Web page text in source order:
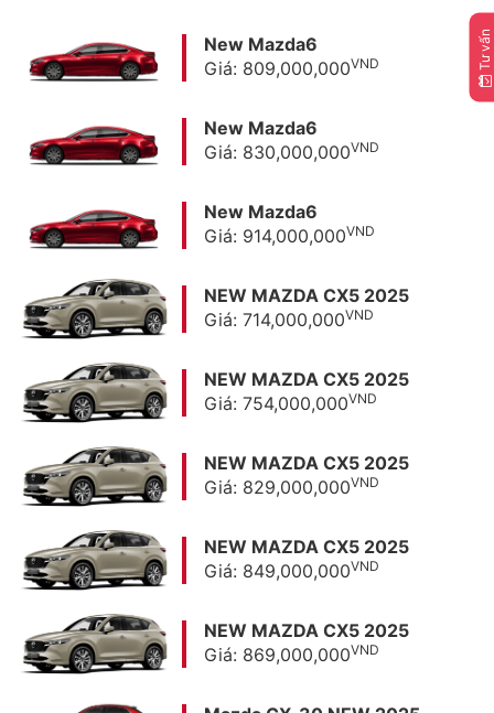
New Mazda6
Giá: 809,000,000VND
New Mazda6
Giá: 830,000,000VND
New Mazda6
Giá: 914,000,000VND
NEW MAZDA CX5 2025
Giá: 714,000,000VND
NEW MAZDA CX5 2025
Giá: 754,000,000VND
NEW MAZDA CX5 2025
Giá: 829,000,000VND
NEW MAZDA CX5 2025
Giá: 849,000,000VND
NEW MAZDA CX5 2025
Giá: 869,000,000VND
Tư vấn